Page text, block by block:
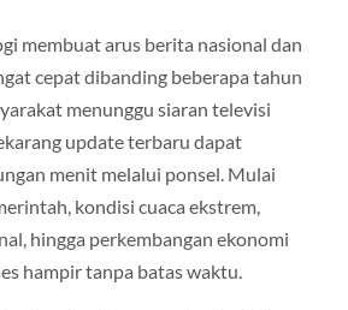
membuat arus berita nasional dan
cepat dibanding beberapa tahun
menunggu siaran televisi
update terbaru dapat
menit melalui ponsel. Mulai
kondisi cuaca ekstrem,
hingga perkembangan ekonomi
hampir tanpa batas waktu.